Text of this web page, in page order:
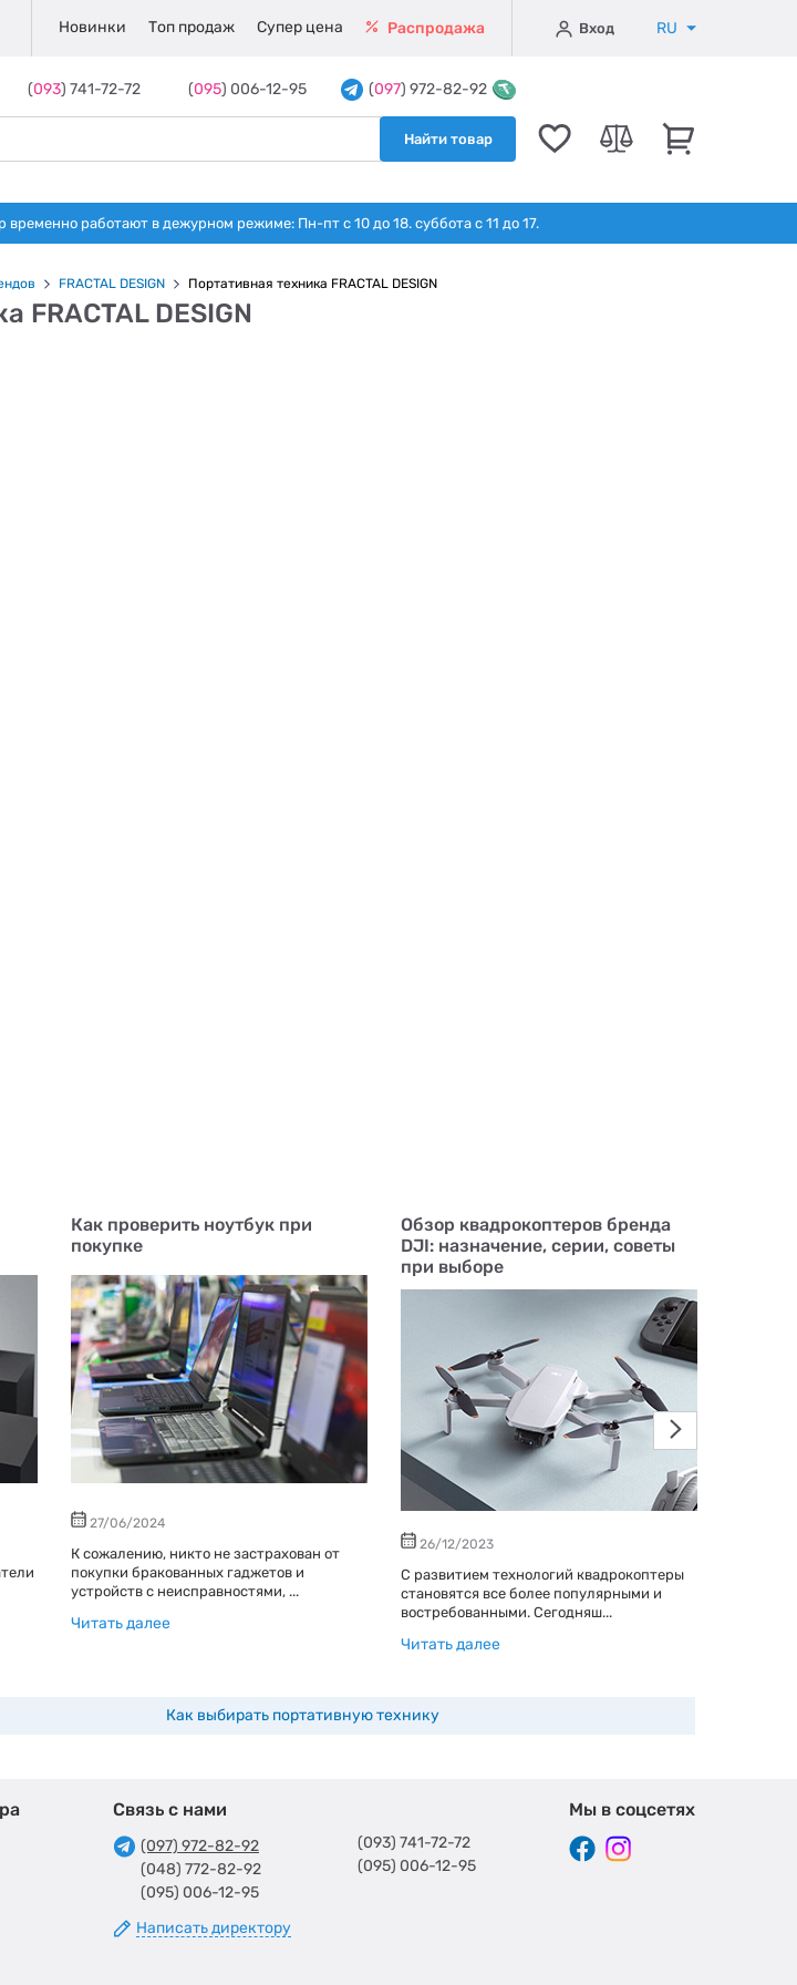
Новинки Топ продаж Супер цена Распродажа Вход RU
(093) 741-72-72 (095) 006-12-95 (097) 972-82-92
Найти товар
работают в дежурном режиме: Пн-пт с 10 до 18. суббота с 11 до 17.
FRACTAL DESIGN Портативная техника FRACTAL DESIGN
FRACTAL DESIGN
Как проверить ноутбук при
покупке
27/06/2024
К сожалению, никто не застрахован от
покупки бракованных гаджетов и
устройств с неисправностями, ...
Читать далее
Обзор квадрокоптеров бренда
DJI: назначение, серии, советы
при выборе
26/12/2023
С развитием технологий квадрокоптеры
становятся все более популярными и
востребованными. Сегодняш...
Читать далее
Как выбирать портативную технику
Связь с нами
(097) 972-82-92
(048) 772-82-92
(095) 006-12-95
Написать директору
(093) 741-72-72
(095) 006-12-95
Мы в соцсетях